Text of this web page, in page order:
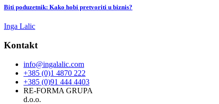
Biti poduzetnik: Kako hobi pretvoriti u biznis?
Inga Lalic
Kontakt
info@ingalalic.com
+385 (0)1 4870 222
+385 (0)91 444 4403
RE-FORMA GRUPA
d.o.o.